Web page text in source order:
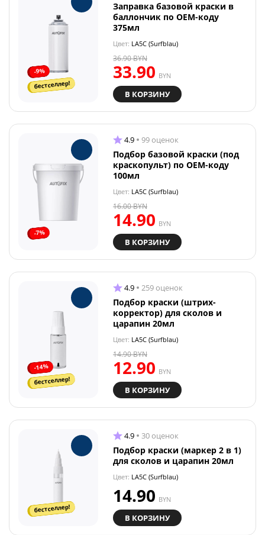
-9%
бестселлер!
Заправка базовой краски в
баллончик по OEM-коду
375мл
Цвет: LA5C (Surfblau)
33.90 BYN
36.90BYN
В КОРЗИНУ
-7%
4.9 99 оценок
Подбор базовой краски (под
краскопульт) по OEM-коду
100мл
Цвет: LA5C (Surfblau)
14.90 BYN
16.00BYN
В КОРЗИНУ
-14%
бестселлер!
4.9 259 оценок
Подбор краски (штрих-
корректор) для сколов и
царапин 20мл
Цвет: LA5C (Surfblau)
12.90 BYN
14.90BYN
В КОРЗИНУ
бестселлер!
4.9 30 оценок
Подбор краски (маркер 2 в 1)
для сколов и царапин 20мл
Цвет: LA5C (Surfblau)
14.90 BYN
В КОРЗИНУ